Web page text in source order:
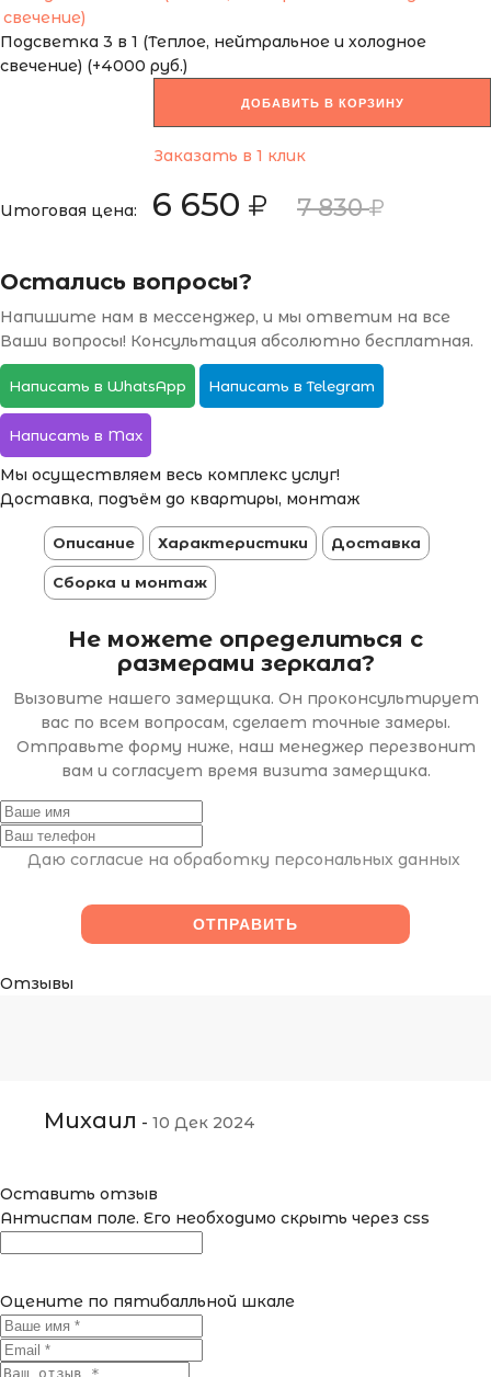
Подсветка 3 в 1 (Теплое, нейтральное и холодное
свечение) (+4000 руб.)
ДОБАВИТЬ В КОРЗИНУ
Заказать в 1 клик
Итоговая цена: 6 650 7 830
Остались вопросы?
Напишите нам в мессенджер, и мы ответим на все
Ваши вопросы! Консультация абсолютно бесплатная.
Написать в WhatsApp Написать в Telegram
Написать в Max
Мы осуществляем весь комплекс услуг!
Доставка, подъём до квартиры, монтаж
Описание Характеристики Доставка
Сборка и монтаж
Не можете определиться с
размерами зеркала?
Вызовите нашего замерщика. Он проконсультирует
вас по всем вопросам, сделает точные замеры.
Отправьте форму ниже, наш менеджер перезвонит
вам и согласует время визита замерщика.
Даю согласие на обработку персональных данных
Отзывы
Михаил - 10 Дек 2024
Оставить отзыв
Антиспам поле. Его необходимо скрыть через css
Оцените по пятибалльной шкале